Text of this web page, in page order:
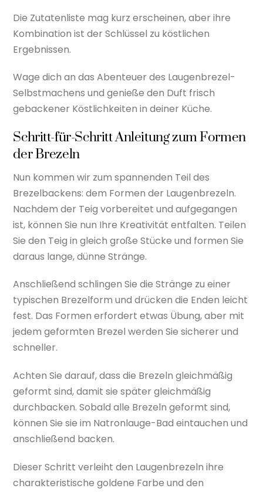
Die Zutatenliste mag kurz erscheinen, aber ihre
Kombination ist der Schlüssel zu köstlichen
Ergebnissen.
Wage dich an das Abenteuer des Laugenbrezel-
Selbstmachens und genieße den Duft frisch
gebackener Köstlichkeiten in deiner Küche.
Schritt-für-Schritt Anleitung zum Formen
der Brezeln
Nun kommen wir zum spannenden Teil des
Brezelbackens: dem Formen der Laugenbrezeln.
Nachdem der Teig vorbereitet und aufgegangen
ist, können Sie nun Ihre Kreativität entfalten. Teilen
Sie den Teig in gleich große Stücke und formen Sie
daraus lange, dünne Stränge.
Anschließend schlingen Sie die Stränge zu einer
typischen Brezelform und drücken die Enden leicht
fest. Das Formen erfordert etwas Übung, aber mit
jedem geformten Brezel werden Sie sicherer und
schneller.
Achten Sie darauf, dass die Brezeln gleichmäßig
geformt sind, damit sie später gleichmäßig
durchbacken. Sobald alle Brezeln geformt sind,
können Sie sie im Natronlauge-Bad eintauchen und
anschließend backen.
Dieser Schritt verleiht den Laugenbrezeln ihre
charakteristische goldene Farbe und den